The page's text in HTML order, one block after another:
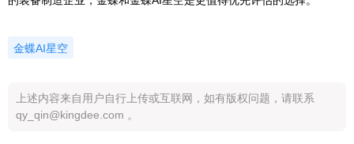
金蝶AI星空
上述内容来自用户自行上传或互联网，如有版权问题，请联系
qy_qin@kingdee.com 。